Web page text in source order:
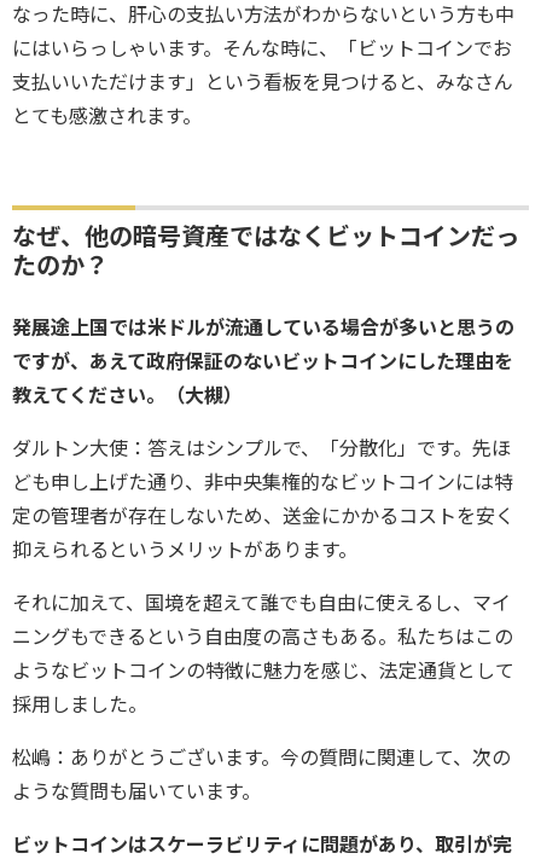
なった時に、肝心の支払い方法がわからないという方も中
にはいらっしゃいます。そんな時に、「ビットコインでお
支払いいただけます」という看板を見つけると、みなさん
とても感激されます。
なぜ、他の暗号資産ではなくビットコインだっ
たのか？
発展途上国では米ドルが流通している場合が多いと思うの
ですが、あえて政府保証のないビットコインにした理由を
教えてください。（大槻）
ダルトン大使：答えはシンプルで、「分散化」です。先ほ
ども申し上げた通り、非中央集権的なビットコインには特
定の管理者が存在しないため、送金にかかるコストを安く
抑えられるというメリットがあります。
それに加えて、国境を超えて誰でも自由に使えるし、マイ
ニングもできるという自由度の高さもある。私たちはこの
ようなビットコインの特徴に魅力を感じ、法定通貨として
採用しました。
松嶋：ありがとうございます。今の質問に関連して、次の
ような質問も届いています。
ビットコインはスケーラビリティに問題があり、取引が完